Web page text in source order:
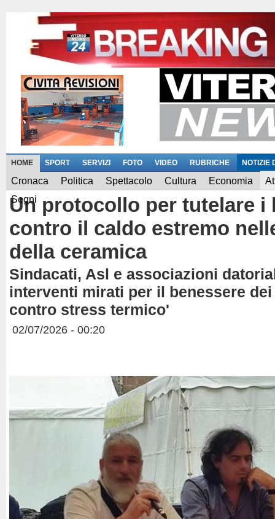
HOME SPORT SERVIZI FOTO VIDEO RUBRICHE NOTIZIE
Cronaca Politica Spettacolo Cultura Economia
Segni
Un protocollo per tutelare i
contro il caldo estremo
della ceramica
Sindacati, Asl e associazioni
interventi mirati per il benessere
contro stress termico'
02/07/2026 - 00:20